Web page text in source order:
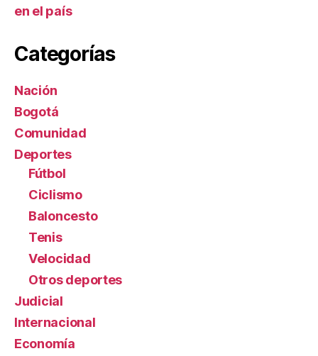
en el país
Categorías
Nación
Bogotá
Comunidad
Deportes
Fútbol
Ciclismo
Baloncesto
Tenis
Velocidad
Otros deportes
Judicial
Internacional
Economía